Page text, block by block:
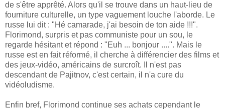
de s'être apprêté. Alors qu'il se trouve dans un haut-lieu de
fourniture culturelle, un type vaguement louche l'aborde. Le
russe lui dit : "Hé camarade, j'ai besoin de ton aide !!!".
Florimond, surpris et pas communiste pour un sou, le
regarde hésitant et répond : "Euh ... bonjour ....". Mais le
russe est en fait réformé, il cherche à différencier des films et
des jeux-vidéo, américains de surcroît. Il n'est pas
descendant de Pajitnov, c'est certain, il n'a cure du
vidéoludisme.
Enfin bref, Florimond continue ses achats cependant le